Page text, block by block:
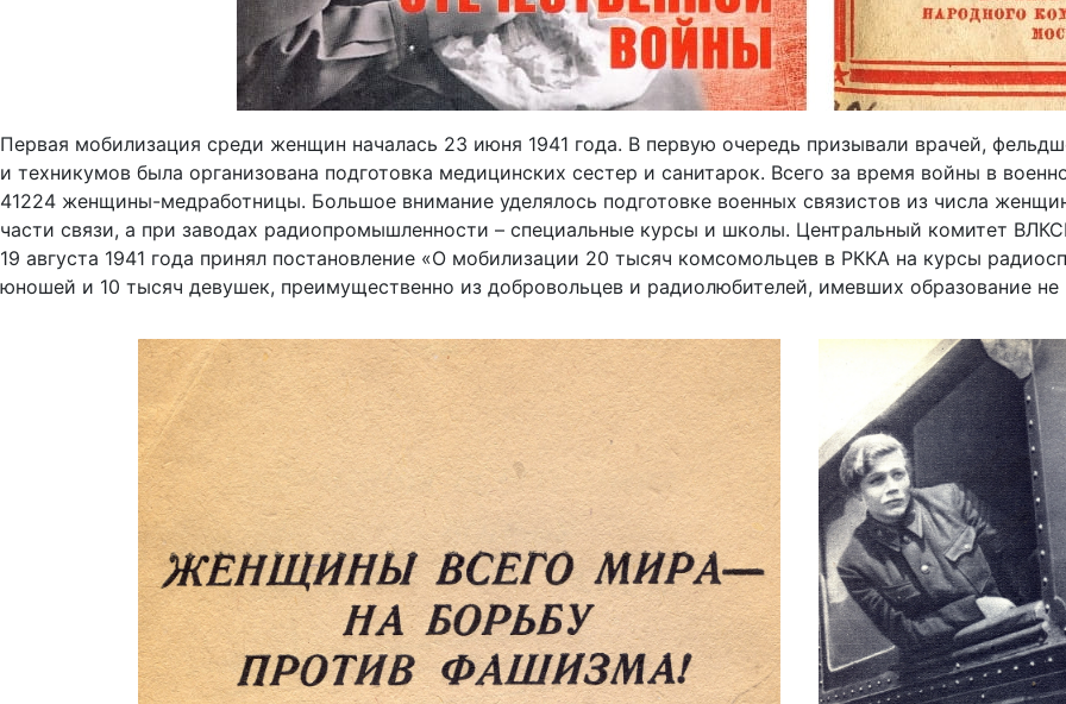
Первая мобилизация среди женщин началась 23 июня 1941 года. В первую очередь призывали врачей,
и техникумов была организована подготовка медицинских сестер и санитарок. Всего за время войны в
41224 женщины-медработницы. Большое внимание уделялось подготовке военных связистов из числа
части связи, а при заводах радиопромышленности – специальные курсы и школы. Центральный комитет
19 августа 1941 года принял постановление «О мобилизации 20 тысяч комсомольцев в РККА на курсы
юношей и 10 тысяч девушек, преимущественно из добровольцев и радиолюбителей, имевших образование